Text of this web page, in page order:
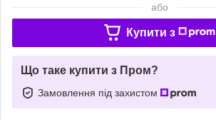
або
Купити з
Що таке купити з Пром?
Замовлення під захистом